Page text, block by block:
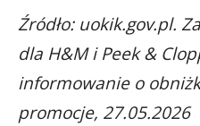
Źródło: uokik.gov.pl.
dla H&M i Peek &
informowanie o
promocje, 27.05.2026